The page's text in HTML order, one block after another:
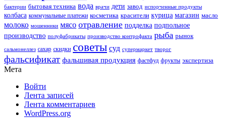
бактерии бытовая техника вода врачи дети завод испорченные продукты
колбаса коммунальные платежи косметика красители курица магазин масло
молоко мошенники мясо отравление подделка подпольное
производство полуфабрикаты производство контрофакта рыба рынок
сальмонеллез сахар скидки советы суд супермаркет творог
фальсификат фальшивая продукция фастфуд фрукты экспертиза
Мета
Войти
Лента записей
Лента комментариев
WordPress.org